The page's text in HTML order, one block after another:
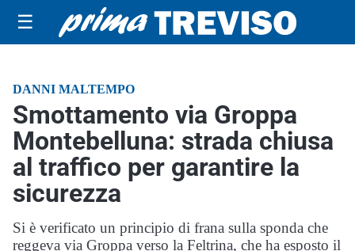
☰
DANNI MALTEMPO
Smottamento via Groppa
Montebelluna: strada chiusa
al traffico per garantire la
sicurezza
Si è verificato un principio di frana sulla sponda che
reggeva via Groppa verso la Feltrina, che ha esposto il